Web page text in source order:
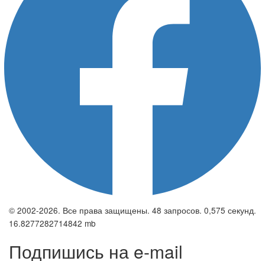
© 2002-2026. Все права защищены. 48 запросов. 0,575 секунд.
16.8277282714842 mb
Подпишись на e-mail